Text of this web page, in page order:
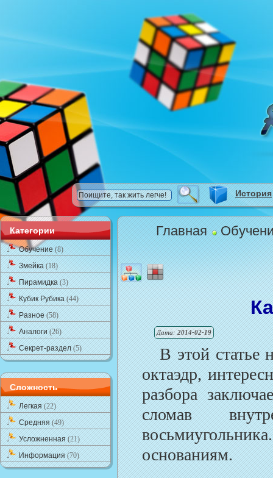
История
Категории
Обучение(8)
Змейка(18)
Пирамидка(3)
Кубик Рубика(44)
Разное(58)
Аналоги(26)
Секрет-раздел(5)
Сложность
Легкая(22)
Средняя(49)
Усложненная(21)
Информация(70)
Главная
Дата:2014-02-19
В этой статье
октаэдр,
разбора
сломав
основаниям.